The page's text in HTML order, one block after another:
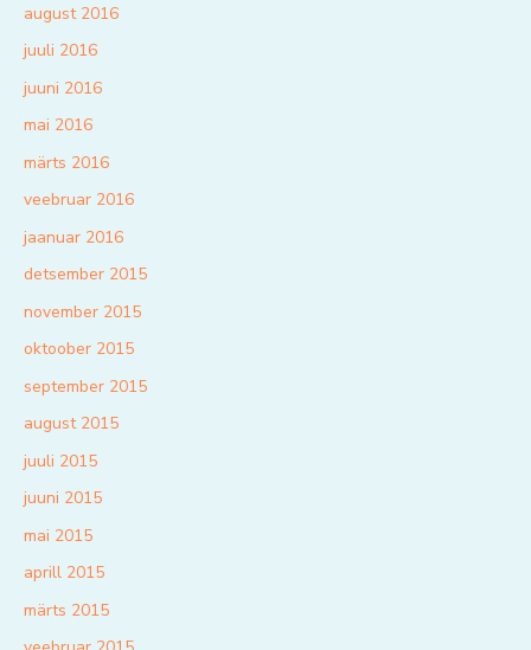
august 2016
juuli 2016
juuni 2016
mai 2016
märts 2016
veebruar 2016
jaanuar 2016
detsember 2015
november 2015
oktoober 2015
september 2015
august 2015
juuli 2015
juuni 2015
mai 2015
aprill 2015
märts 2015